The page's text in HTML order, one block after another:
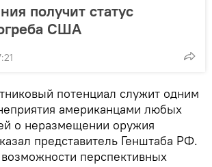
получит статус
США
потенциал служит одним
американцами любых
о неразмещении оружия
представитель Генштаба РФ.
перспективных